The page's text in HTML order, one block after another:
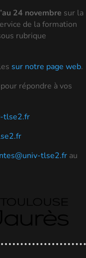
24 novembre sur la
de la formation
rubrique
sur notre page web.
répondre à vos
tlse2.fr
tlse2.fr au